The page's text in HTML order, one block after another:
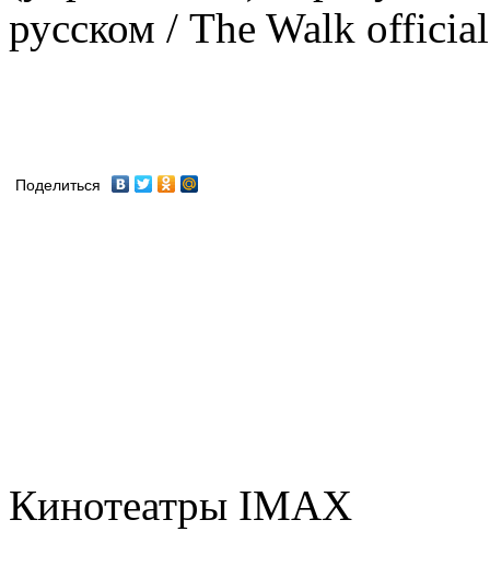
русском / The Walk
Поделиться
Кинотеатры IMAX